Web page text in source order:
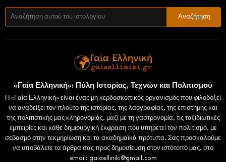
«Γαία Ελληνική»: Πύλη Ιστορίας, Τεχνών και Πολιτισμού
Η «Γαία Ελληνική» είναι ένας μη κερδοσκοπικός οργανισμός που φιλοδοξεί
να αναδείξει τον πλούτο της ιστορίας, της λαογραφίας, της επιστήμης και
της πολιτιστικής μας κληρονομιάς, μαζί με τη γαστρονομία, τις ταξιδιωτικές
εμπειρίες και κάθε δημιουργική έκφραση που υπηρετεί τον πολιτισμό, με
σεβασμό στην τεκμηρίωση και τα ακαδημαϊκά πρότυπα. Σας προσκαλούμε
να υποβάλετε τα άρθρα σας προς δημοσίευση στον ιστότοπό μας, στο
email: gaiaelliniki@gmail.com